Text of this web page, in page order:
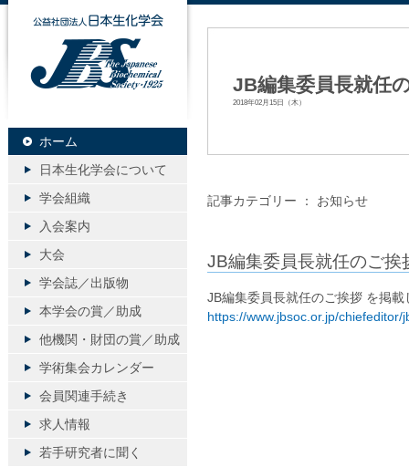
JB編集委員長就任
2018年02月15日（木）
記事カテゴリー ： お知らせ
JB編集委員長就任のご挨
JB編集委員長就任のご挨拶 を掲
https://www.jbsoc.or.jp/chiefeditor/
公益社団法人日本生化学会
ホーム
日本生化学会について
学会組織
入会案内
大会
学会誌／出版物
本学会の賞／助成
他機関・財団の賞／助成
学術集会カレンダー
会員関連手続き
求人情報
若手研究者に聞く